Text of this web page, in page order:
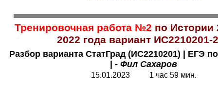
Тренировочная работа №2 по Истории
2022 года вариант ИС2210201-
Разбор варианта СтатГрад (ИС2210201) | ЕГЭ
| - Фил Сахаров
15.01.2023 1 час 59 мин.